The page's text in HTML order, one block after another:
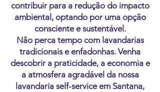
contribuir para a redução do impacto
ambiental, optando por uma opção
consciente e sustentável.
Não perca tempo com lavandarias
tradicionais e enfadonhas. Venha
descobrir a praticidade, a economia e
a atmosfera agradável da nossa
lavandaria self-service em Santana,